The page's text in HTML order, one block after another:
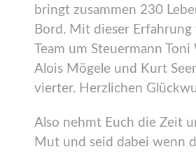
bringt zusammen 230
Bord. Mit dieser Erfahrung
Team um Steuermann
Alois Mögele und Kurt
vierter. Herzlichen
Also nehmt Euch die Zeit
Mut und seid dabei wenn